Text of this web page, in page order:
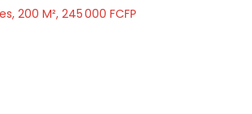
200 M², 245 000 FCFP